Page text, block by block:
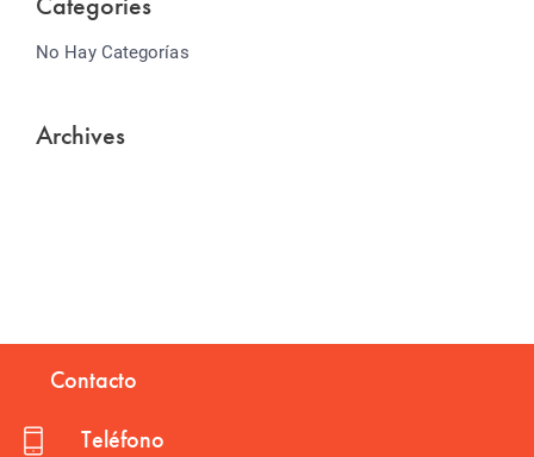
No Hay Categorías
Archives
Contacto
Teléfono